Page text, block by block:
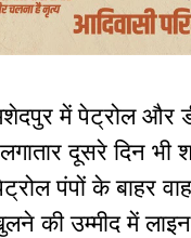
में पेट्रोल और
दूसरे दिन
पंपों के बाहर
की उम्मीद में